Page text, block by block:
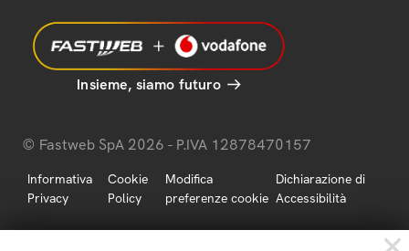
Insieme, siamo futuro
© Fastweb SpA 2026 - P.IVA 12878470157
Informativa
Privacy
Cookie
Policy
Modifica
preferenze cookie
Dichiarazione di
Accessibilità